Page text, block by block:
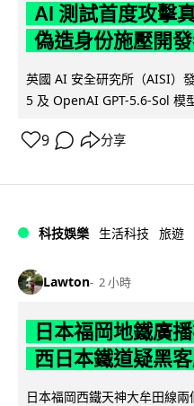
AI 測試首度攻擊
偽造身份施壓開
英國 AI 安全研究所（AISI）
5 及 OpenAI GPT-5.6-Sol 模
9 分享
科技娛樂 生活科技 旅遊
Lawton 2 小時
日本福岡地鐵廣
西日本鐵道疑黑
日本福岡西鐵天神大牟田線